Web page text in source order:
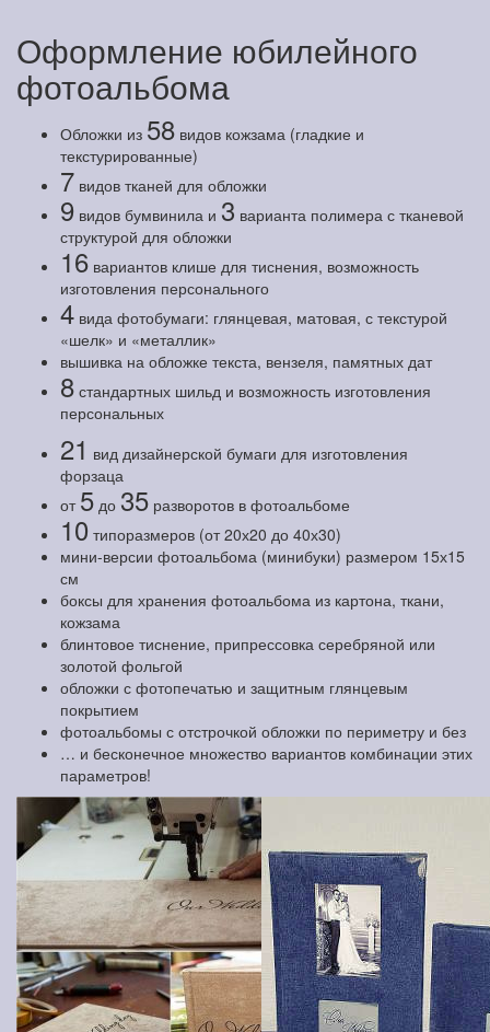
Оформление юбилейного
фотоальбома
Обложки из 58 видов кожзама (гладкие и
текстурированные)
7 видов тканей для обложки
9 видов бумвинила и 3 варианта полимера с тканевой
структурой для обложки
16 вариантов клише для тиснения, возможность
изготовления персонального
4 вида фотобумаги: глянцевая, матовая, с текстурой
«шелк» и «металлик»
вышивка на обложке текста, вензеля, памятных дат
8 стандартных шильд и возможность изготовления
персональных
21 вид дизайнерской бумаги для изготовления
форзаца
от 5 до 35 разворотов в фотоальбоме
10 типоразмеров (от 20х20 до 40х30)
мини-версии фотоальбома (минибуки) размером 15х15
см
боксы для хранения фотоальбома из картона, ткани,
кожзама
блинтовое тиснение, припрессовка серебряной или
золотой фольгой
обложки с фотопечатью и защитным глянцевым
покрытием
фотоальбомы с отстрочкой обложки по периметру и без
… и бесконечное множество вариантов комбинации этих
параметров!